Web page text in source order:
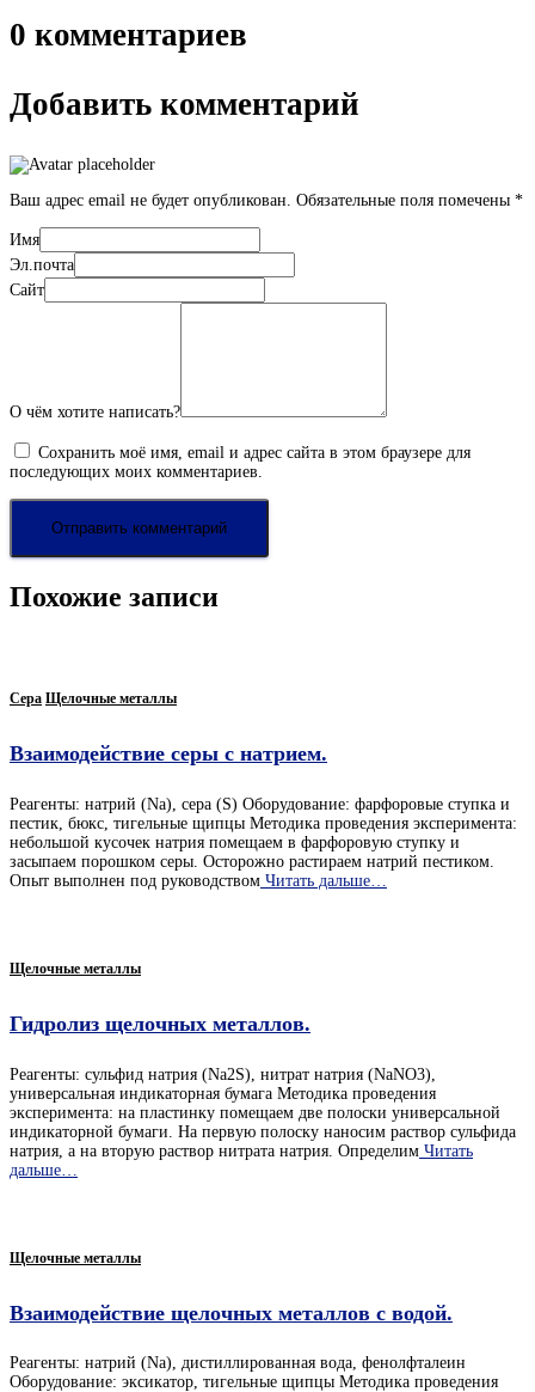
0 комментариев
Добавить комментарий
Ваш адрес email не будет опубликован. Обязательные поля помечены *
Имя
Эл.почта
Сайт
О чём хотите написать?
Сохранить моё имя, email и адрес сайта в этом браузере для
последующих моих комментариев.
Похожие записи
Сера Щелочные металлы
Взаимодействие серы с натрием.
Реагенты: натрий (Na), cера (S) Оборудование: фарфоровые ступка и
пестик, бюкс, тигельные щипцы Методика проведения эксперимента:
небольшой кусочек натрия помещаем в фарфоровую ступку и
засыпаем порошком серы. Осторожно растираем натрий пестиком.
Опыт выполнен под руководством Читать дальше…
Щелочные металлы
Гидролиз щелочных металлов.
Реагенты: сульфид натрия (Na2S), нитрат натрия (NaNO3),
универсальная индикаторная бумага Методика проведения
эксперимента: на пластинку помещаем две полоски универсальной
индикаторной бумаги. На первую полоску наносим раствор сульфида
натрия, а на вторую раствор нитрата натрия. Определим Читать
дальше…
Щелочные металлы
Взаимодействие щелочных металлов с водой.
Реагенты: натрий (Na), дистиллированная вода, фенолфталеин
Оборудование: эксикатор, тигельные щипцы Методика проведения